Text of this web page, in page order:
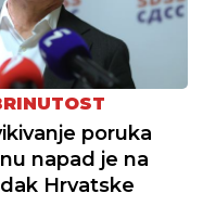
poruka
napad je na
Hrvatske